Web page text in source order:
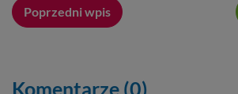
Poprzedni wpis
Komentarze (0)